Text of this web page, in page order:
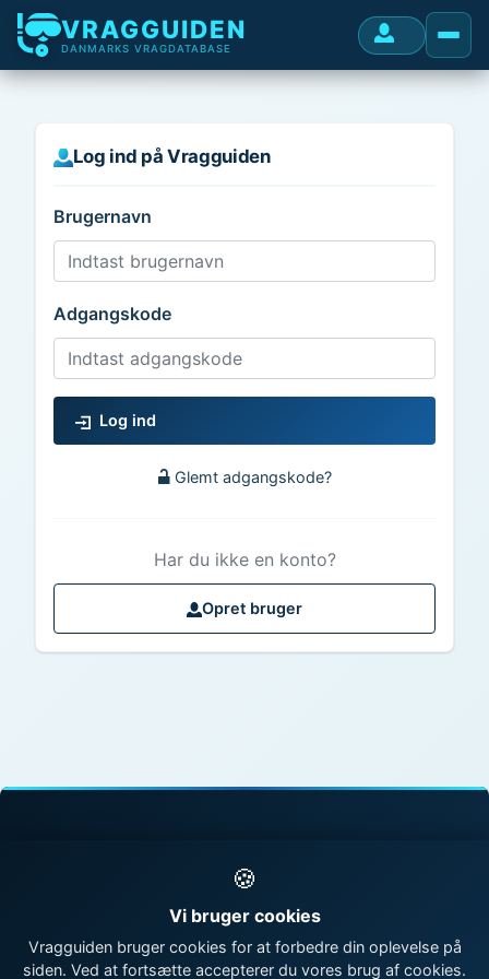
VRAGGUIDEN
DANMARKS VRAGDATABASE
Log ind på Vragguiden
Brugernavn
Adgangskode
Log ind
Glemt adgangskode?
Har du ikke en konto?
Opret bruger
vragdatabase
| Om Vragguiden
🍪
Vi bruger cookies
Vragguiden bruger cookies for at forbedre din oplevelse på
siden. Ved at fortsætte accepterer du vores brug af cookies.